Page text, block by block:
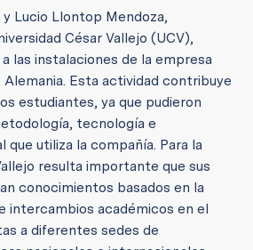
y Lucio Llontop Mendoza,
César Vallejo (UCV),
las instalaciones de la empresa
Alemania. Esta actividad contribuye
estudiantes, ya que pudieron
tecnología e
utiliza la compañía. Para la
resulta importante que sus
conocimientos basados en la
intercambiosacadémicos en el
a diferentes sedes de